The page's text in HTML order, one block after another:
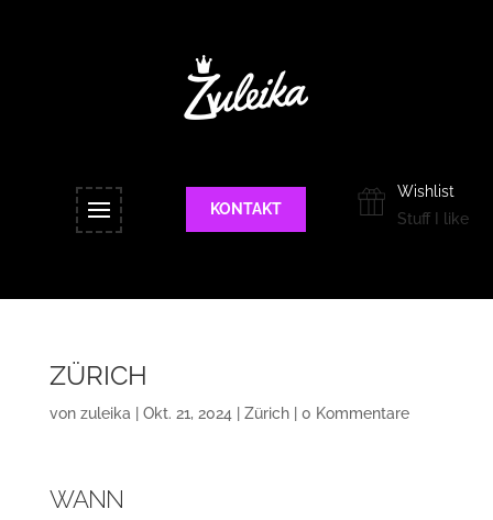
KONTAKT
Wishlist
Stuff I like
ZÜRICH
von zuleika Okt. 21, 2024 Zürich| 0 Kommentare
WANN